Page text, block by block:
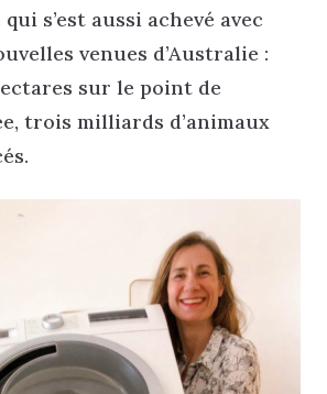
s’est aussi achevé avec
venues d’Australie :
sur le point de
trois milliards d’animaux